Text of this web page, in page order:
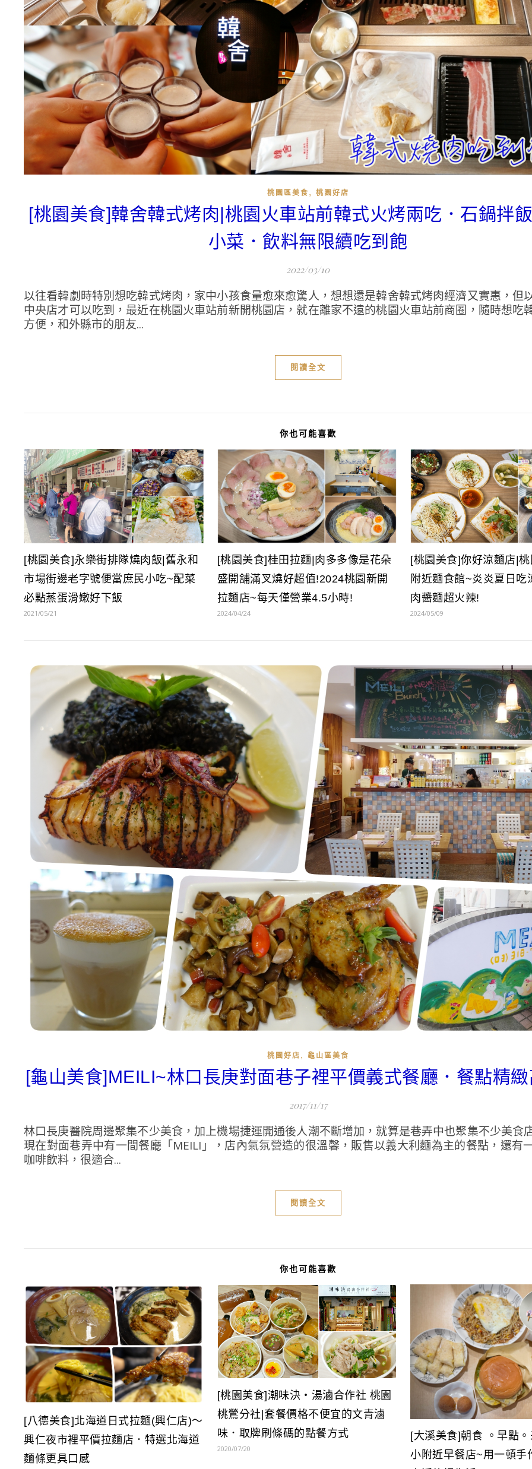
桃園區美食 , 桃園好店
[桃園美食]韓舍韓式烤肉|桃園火車站前韓式火烤兩吃．石鍋拌
小菜．飲料無限續吃到飽
2022/03/10
以往看韓劇時特別想吃韓式烤肉，家中小孩食量愈來愈驚人，想想還是韓舍韓式烤肉經濟又實惠，但
中央店才可以吃到，最近在桃園火車站前新開桃園店，就在離家不遠的桃園火車站前商圈，隨時想吃
方便，和外縣市的朋友...
閱讀全文
你也可能喜歡
[桃園美食]永樂街排隊燒肉飯|舊永和
市場街邊老字號便當庶民小吃~配菜
必點蒸蛋滑嫩好下飯
2021/05/21
[桃園美食]桂田拉麵|肉多多像是花朵
盛開舖滿叉燒好超值!2024桃園新開
拉麵店~每天僅營業4.5小時!
2024/04/24
[桃園美食]你好涼麵店|
附近麵食館~炎炎夏日吃
肉醬麵超火辣!
2024/05/09
桃園好店 , 龜山區美食
[龜山美食]MEILI~林口長庚對面巷子裡平價義式餐廳．餐點精
2017/11/17
林口長庚醫院周邊聚集不少美食，加上機場捷運開通後人潮不斷增加，就算是巷弄中也聚集不少美食
現在對面巷弄中有一間餐廳「MEILI」，店內氣氛營造的很溫馨，販售以義大利麵為主的餐點，還有
咖啡飲料，很適合...
閱讀全文
你也可能喜歡
[八德美食]北海道日式拉麵(興仁店)～
興仁夜市裡平價拉麵店．特選北海道
麵條更具口感
[桃園美食]潮味決‧湯滷合作社 桃園
桃鶯分社|套餐價格不便宜的文青滷
味．取牌刷條碼的點餐方式
2020/07/20
[大溪美食]朝食 。早點
小附近早餐店~用一頓手